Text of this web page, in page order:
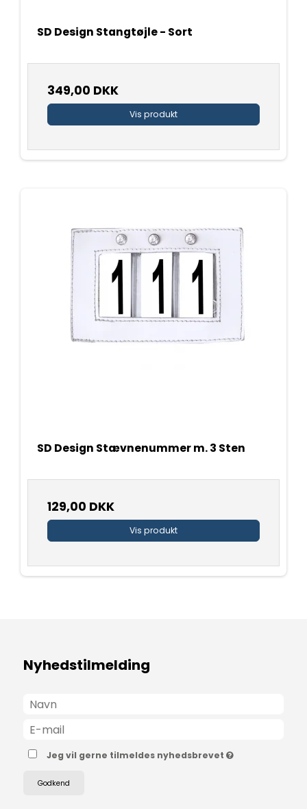
SD Design Stangtøjle - Sort
349,00 DKK
Vis produkt
SD Design Stævnenummer m. 3 Sten
129,00 DKK
Vis produkt
Nyhedstilmelding
Jeg vil gerne tilmeldes nyhedsbrevet
Godkend